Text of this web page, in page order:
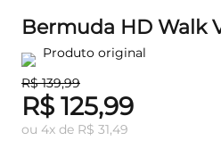
Bermuda HD Walk
Produto original
R$ 139,99
R$ 125,99
ou 4x de R$ 31,49